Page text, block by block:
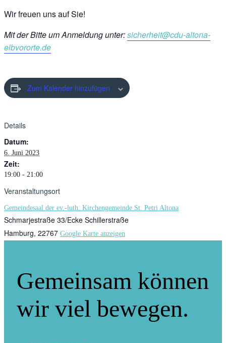
Wir freuen uns auf Sie!
Mit der Bitte um Anmeldung unter:sicherheit@cdu-altona-
elbvororte.de
Zum Kalender hinzufügen
Details
Datum:
6. Juni 2023
Zeit:
19:00 - 21:00
Veranstaltungsort
Gemeindesaal der ev.-luth. Kirchengemeinde St. Petri Altona
Schmarjestraße 33/Ecke Schillerstraße
Hamburg, 22767 Google Karte anzeigen
Gemeinsam können
wir viel bewegen.